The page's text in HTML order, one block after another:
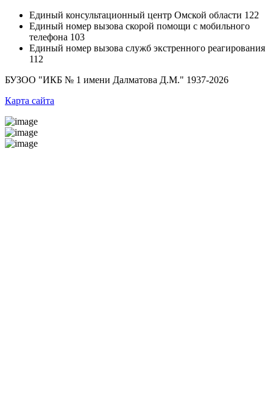
Единый консультационный центр Омской области 122
Единый номер вызова скорой помощи с мобильного
телефона 103
Единый номер вызова служб экстренного реагирования
112
БУЗОО "ИКБ № 1 имени Далматова Д.М." 1937-2026
Карта сайта